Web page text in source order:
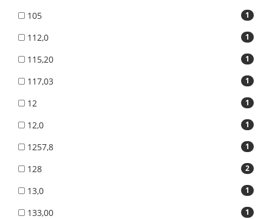
1
105
1
112,0
1
115,20
1
117,03
1
12
1
12,0
1
1257,8
2
128
1
13,0
1
133,00